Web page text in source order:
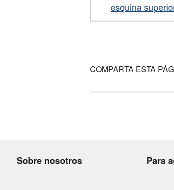
esquina
COMPARTA ESTA
Sobre nosotros Para